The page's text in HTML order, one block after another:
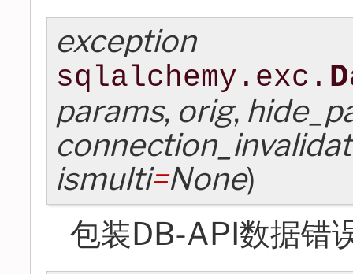
exception
sqlalchemy.exc.
params, orig,
ismulti=None)
包装DB-API数据错